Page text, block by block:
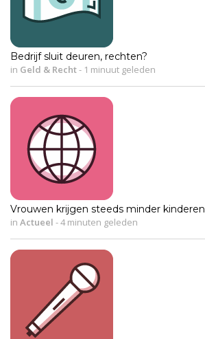
Bedrijf sluit deuren, rechten?
in Geld & Recht- 1 minuut geleden
Vrouwen krijgen steeds minder kinderen
in Actueel -4 minuten geleden